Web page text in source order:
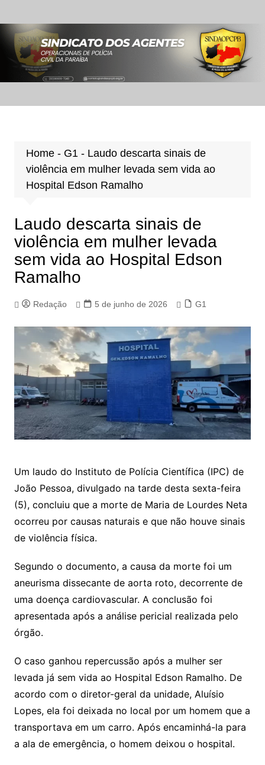
para
conteúdo
Home- G1 - Laudo descarta sinais de
violência em mulher levada sem vida ao
Hospital Edson Ramalho
Laudo descarta sinais de
violência em mulher levada
sem vida ao Hospital Edson
Ramalho
Redação 5 de junho de 2026 G1
Um laudo do Instituto de Polícia Científica (IPC) de
João Pessoa, divulgado na tarde desta sexta-feira
(5), concluiu que a morte de Maria de Lourdes Neta
ocorreu por causas naturais e que não houve sinais
de violência física.
Segundo o documento, a causa da morte foi um
aneurisma dissecante de aorta roto, decorrente de
uma doença cardiovascular. A conclusão foi
apresentada após a análise pericial realizada pelo
órgão.
O caso ganhou repercussão após a mulher ser
levada já sem vida ao Hospital Edson Ramalho. De
acordo com o diretor-geral da unidade, Aluísio
Lopes, ela foi deixada no local por um homem que a
transportava em um carro. Após encaminhá-la para
a ala de emergência, o homem deixou o hospital.